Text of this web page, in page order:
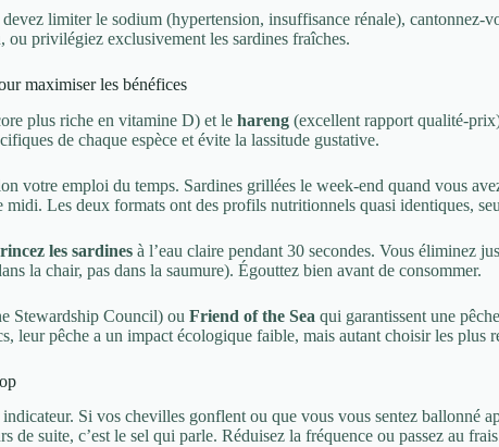
limiter le sodium (hypertension, insuffisance rénale), cantonnez-
ou privilégiez exclusivement les sardines fraîches.
maximiser les bénéfices
plus riche en vitamine D) et le hareng (excellent rapport qualité-
de chaque espèce et évite la lassitude gustative.
votre emploi du temps. Sardines grillées le week-end quand vous
midi. Les deux formats ont des profils nutritionnels quasi identiques,
rincez les sardines à l’eau claire pendant 30 secondes. Vous éliminez
la chair, pas dans la saumure). Égouttez bien avant de consommer.
Stewardship Council) ou Friend of the Sea qui garantissent une
leur pêche a un impact écologique faible, mais autant choisir les plus
Si vos chevilles gonflent ou que vous vous sentez ballonné
de suite, c’est le sel qui parle. Réduisez la fréquence ou passez au